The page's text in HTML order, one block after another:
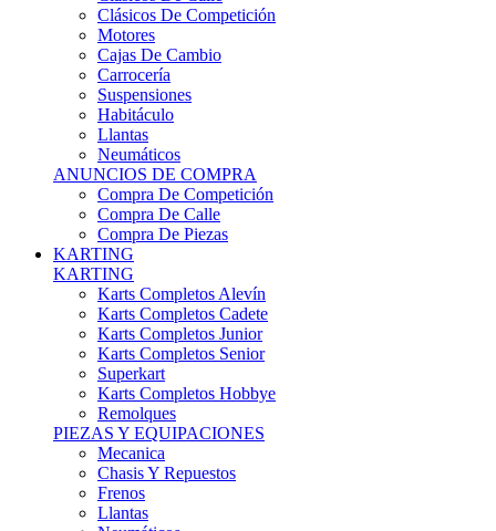
Motores
Cajas De Cambio
Carrocería
Suspensiones
Habitáculo
Llantas
Neumáticos
ANUNCIOS DE COMPRA
Compra De Competición
Compra De Calle
Compra De Piezas
KARTING
KARTING
Karts Completos Alevín
Karts Completos Cadete
Karts Completos Junior
Karts Completos Senior
Superkart
Karts Completos Hobbye
Remolques
PIEZAS Y EQUIPACIONES
Mecanica
Chasis Y Repuestos
Frenos
Llantas
Neumáticos
Equipación Adultos